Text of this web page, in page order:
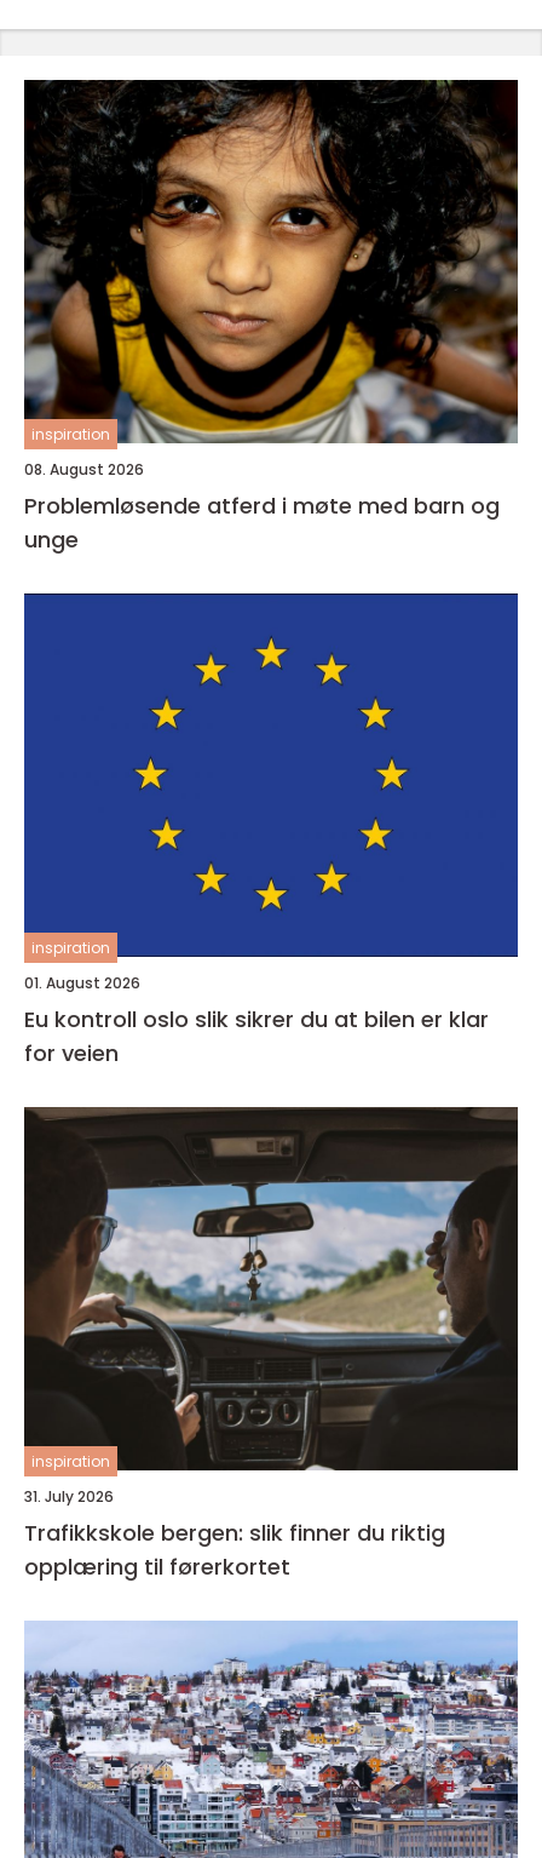
inspiration
08. August 2026
Problemløsende atferd i møte med barn og
unge
inspiration
01. August 2026
Eu kontroll oslo slik sikrer du at bilen er klar
for veien
inspiration
31. July 2026
Trafikkskole bergen: slik finner du riktig
opplæring til førerkortet